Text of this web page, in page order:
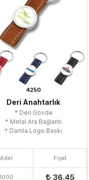
4250
Deri Anahtarlık
* Deri Gövde
* Metal Ara Bağlantı
* Damla Logo Baskı
Adet Fiyat
1000 36.45